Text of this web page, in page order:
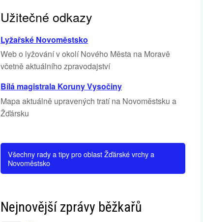
Užitečné odkazy
Lyžařské Novoměstsko
Web o lyžování v okolí Nového Města na Moravě
včetně aktuálního zpravodajství
Bílá magistrala Koruny Vysočiny
Mapa aktuálně upravených tratí na Novoměstsku a
Žďársku
Všechny rady a tipy pro oblast Žďárské vrchy a
Novoměstsko
Nejnovější zprávy běžkařů